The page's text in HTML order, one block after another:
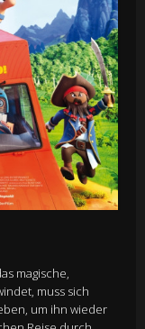
magische,
muss sich
um ihn wieder